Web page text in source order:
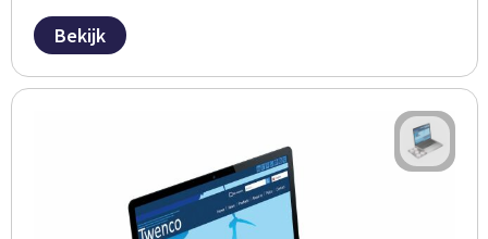
Bekijk